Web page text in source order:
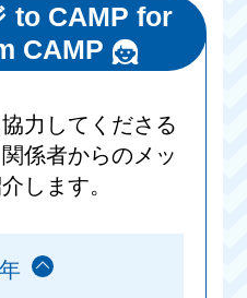
to CAMP for
CAMP
力してくださる
係者からのメッ
します。